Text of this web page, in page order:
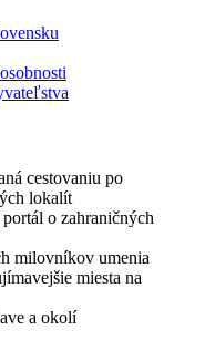
cestovaniu po
lokalít
o zahraničných
milovníkov umenia
miesta na
a okolí